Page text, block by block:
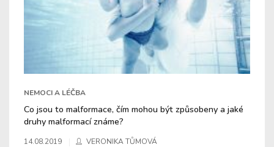
NEMOCI A LÉČBA
Co jsou to malformace, čím mohou být způsobeny a jaké
druhy malformací známe?
14.08.2019 VERONIKA TŮMOVÁ